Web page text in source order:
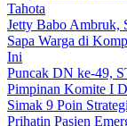
Tahota
Jetty Babo Ambruk,
Sapa Warga di
Ini
Puncak DN ke-49,
Pimpinan Komite I
Simak 9 Poin
Prihatin Pasien